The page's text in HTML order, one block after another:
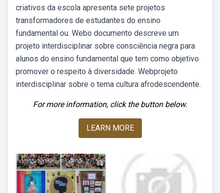
criativos da escola apresenta sete projetos
transformadores de estudantes do ensino
fundamental ou. Webo documento descreve um
projeto interdisciplinar sobre consciência negra para
alunos do ensino fundamental que tem como objetivo
promover o respeito à diversidade. Webprojeto
interdisciplinar sobre o tema cultura afrodescendente.
For more information, click the button below.
LEARN MORE